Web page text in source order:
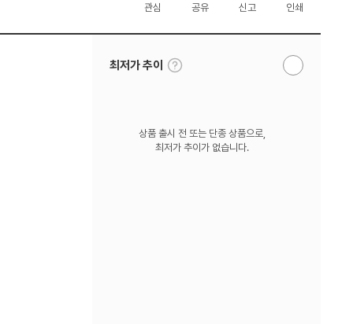
관심 공유 신고 인쇄
최저가 추이
툴
팁
알
상품 출시 전 또는 단종 상품으로,
최저가 추이가 없습니다.